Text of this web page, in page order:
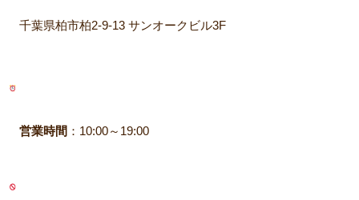
千葉県柏市柏2-9-13 サンオークビル3F
営業時間 ：10:00～19:00